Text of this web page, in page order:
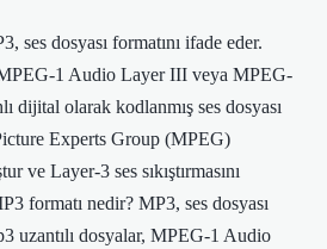
ses dosyası formatını ifade eder.
MPEG-1 Audio Layer III veya MPEG-
dijital olarak kodlanmış ses dosyası
Experts Group (MPEG)
ve Layer-3 ses sıkıştırmasını
formatı nedir? MP3, ses dosyası
uzantılı dosyalar, MPEG-1 Audio